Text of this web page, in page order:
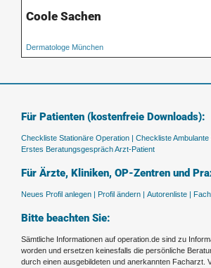
Coole Sachen
Dermatologe München
Für Patienten (kostenfreie Downloads):
Checkliste Stationäre Operation | Checkliste Ambulante
Erstes Beratungsgespräch Arzt-Patient
Für Ärzte, Kliniken, OP-Zentren und
Neues Profil anlegen | Profil ändern | Autorenliste |
Bitte beachten Sie:
Sämtliche Informationen auf operation.de sind zu
worden und ersetzen keinesfalls die persönliche
durch einen ausgebildeten und anerkannten Facharzt.